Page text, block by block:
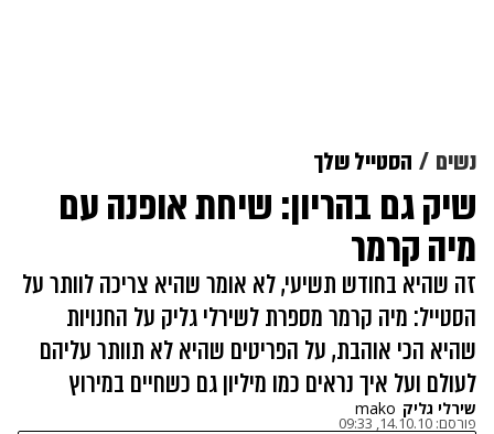
נשים הסטייל שלך
שיק גם בהריון: שיחת אופנה עם
מיה קרמר
זה שהיא בחודש תשיעי, לא אומר שהיא צריכה לוותר על
הסטייל: מיה קרמר מספרת לשירלי גליק על החנויות
שהיא הכי אוהבת, על הפריטים שהיא לא תוותר עליהם
לעולם ועל איך נראים כמו מיליון גם כשחיים במירוץ
שירלי גליק mako
פורסם: 14.10.10, 09:33